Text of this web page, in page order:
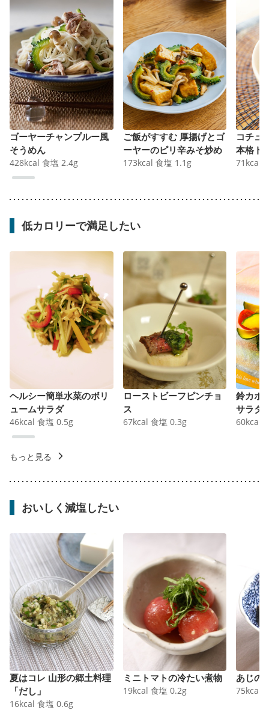
ゴーヤーチャンプルー風
そうめん
428kcal 食塩 2.4g
ご飯がすすむ 厚揚げとゴ
ーヤーのピリ辛みそ炒め
173kcal 食塩 1.1 g
コチュ
本格ト
71 kcal
低カロリーで満足したい
ヘルシー簡単水菜のボリ
ュームサラダ
46kcal 食塩 0.5g
ローストビーフピンチョ
ス
67kcal 食塩 0.3g
鈴カボ
サラダ
60kcal
もっと見る
おいしく減塩したい
夏はコレ 山形の郷土料理
「だし」
16kcal 食塩 0.6g
ミニトマトの冷たい煮物
19kcal 食塩 0.2g
あじの
75kcal